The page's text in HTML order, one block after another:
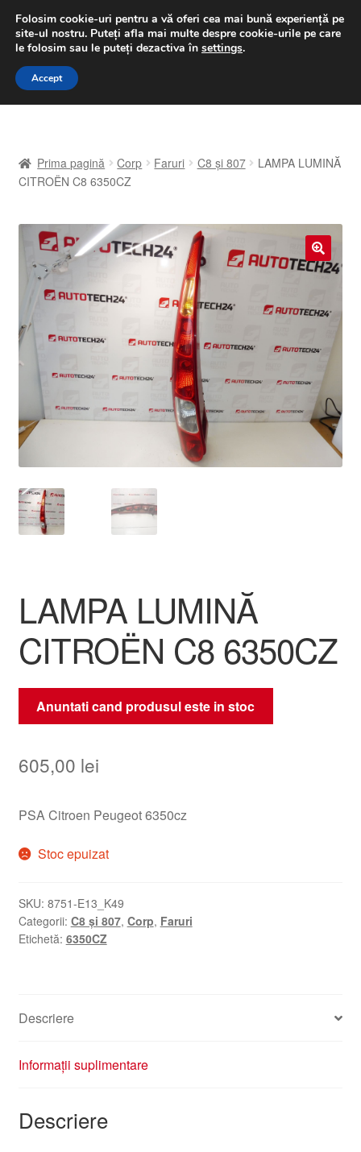
LIVRARE de la 33 lei
luni-vineri 9 a.m. - 4 p.m.031 229 6816
Sari
Sari
A lua legatura
Coș
Despre noi
Finalizare comandă
Livrare
Livrare în toată lumea
Plățile
Procedura de reclamație
Termeni si conditii
Prima pagină Corp Faruri C8 și 807
LAMPA LUMINĂ
CITROËN C8 6350CZ
🔍
LAMPA LUMINĂ
CITROËN C8 6350CZ
Anuntati cand produsul este in stoc
605,00 lei
PSA Citroen Peugeot 6350cz
Stoc epuizat
SKU: 8751-E13_K49
Categorii: C8 și 807, Corp, Faruri
Etichetă: 6350CZ
Descriere
Informații suplimentare
Descriere
Folosim cookie-uri pentru a vă oferi cea mai bună experiență pe
site-ul nostru. Puteți afla mai multe despre cookie-urile pe care
le folosim sau le puteți dezactiva în settings.
Accept